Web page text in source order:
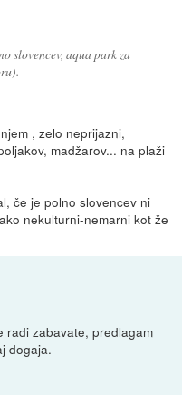
slovencev, aqua park za
, zelo neprijazni,
madžarov... na plaži
če je polno slovencev ni
nekulturni-nemarni kot že
radi zabavate, predlagam
dogaja.